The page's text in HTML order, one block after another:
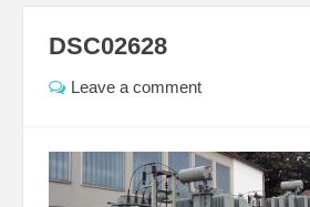
DSC02628
Leave a comment